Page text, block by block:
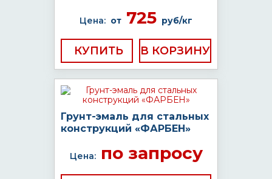
Цена: от 725 руб/кг
КУПИТЬ
Грунт-эмаль для стальных
конструкций «ФАРБЕН»
Цена:по запросу